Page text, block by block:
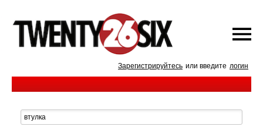
Зарегистрируйтесь или введите логин